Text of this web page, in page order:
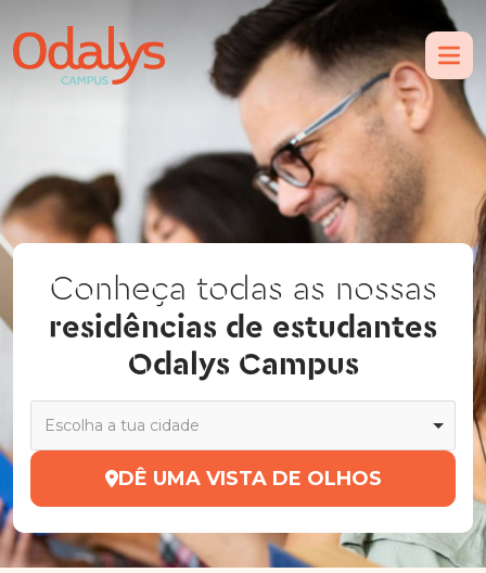
Conheça todas as nossas
residências de estudantes
Odalys Campus
Escolha a tua cidade
DÊ UMA VISTA DE OLHOS